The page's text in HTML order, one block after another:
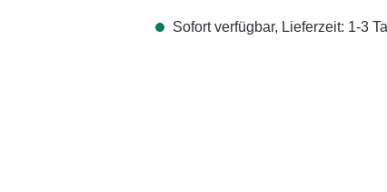
Sofort verfügbar, Lieferzeit: 1-3